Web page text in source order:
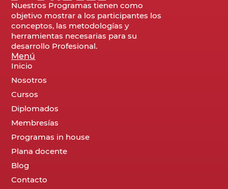
Nuestros Programas tienen como
objetivo mostrar a los participantes los
conceptos, las metodologías y
herramientas necesarias para su
desarrollo Profesional.
Menú
Inicio
Nosotros
Cursos
Diplomados
Membresías
Programas in house
Plana docente
Blog
Contacto